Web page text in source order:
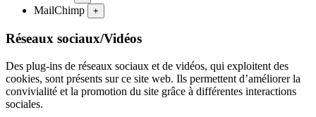
MailChimp +
Réseaux sociaux/Vidéos
Des plug-ins de réseaux sociaux et de vidéos, qui exploitent des
cookies, sont présents sur ce site web. Ils permettent d’améliorer la
convivialité et la promotion du site grâce à différentes interactions
sociales.